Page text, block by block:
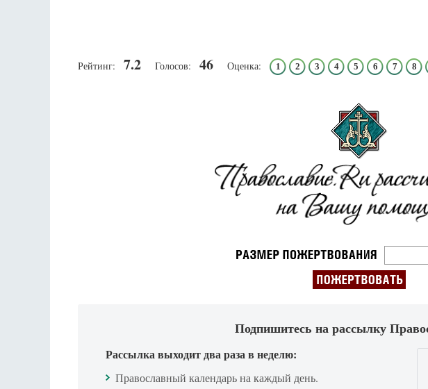
Рейтинг: 7.2 Голосов: 46 Оценка: 1 2 3 4 5 6 7 8
Подпишитесь на рассылку
Рассылка выходит два раза в неделю:
Православный календарь на каждый день.